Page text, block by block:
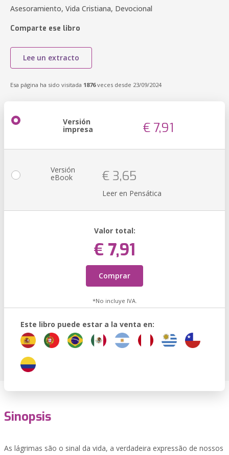
Asesoramiento, Vida Cristiana, Devocional
Comparte ese libro
Lee un extracto
Esa página ha sido visitada 1876veces desde 23/09/2024
Versión
impresa € 7,91
Versión
eBook € 3,65
Leer en Pensática
Valor total:
€ 7,91
Comprar
*No incluye IVA.
Este libro puede estar a la venta en:
Sinopsis
As lágrimas são o sinal da vida, a verdadeira expressão de nossos